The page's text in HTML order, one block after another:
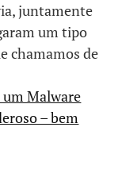
juntamente
um tipo
chamamos de
Malware
– bem